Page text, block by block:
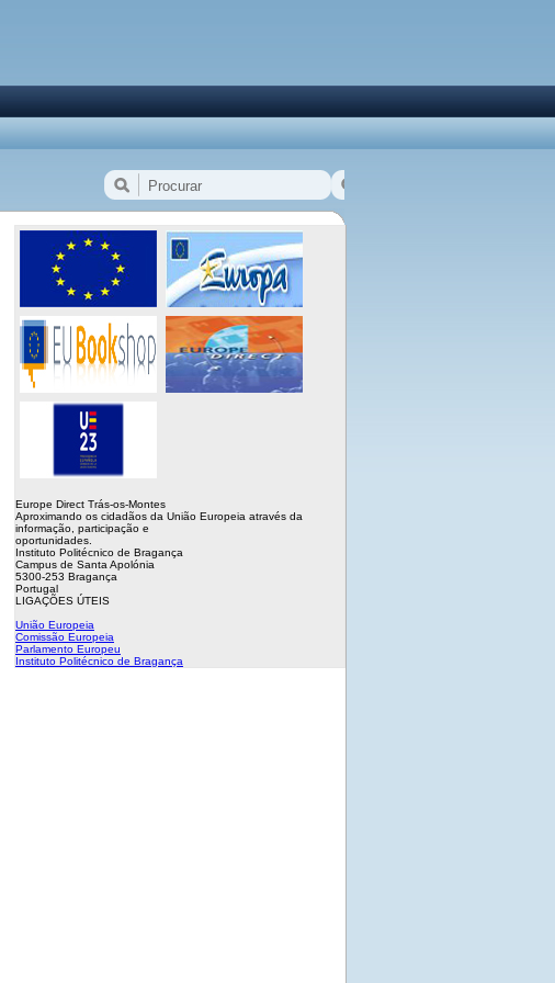
Europe Direct Trás-os-Montes
Aproximando os cidadãos da União Europeia através da
informação, participação e
oportunidades.
Instituto Politécnico de Bragança
Campus de Santa Apolónia
5300-253 Bragança
Portugal
LIGAÇÕES ÚTEIS
União Europeia
Comissão Europeia
Parlamento Europeu
Instituto Politécnico de Bragança